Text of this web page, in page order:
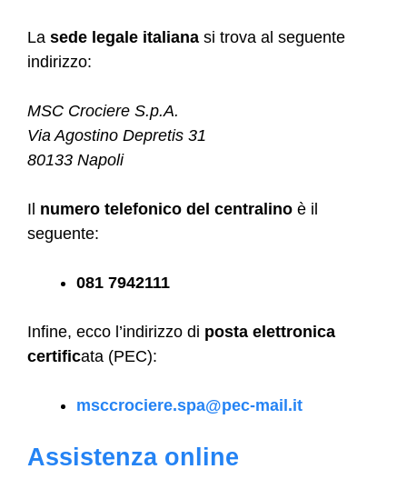
La sede legale italiana si trova al seguente
indirizzo:
MSC Crociere S.p.A.
Via Agostino Depretis 31
80133 Napoli
Il numero telefonico del centralino è il
seguente:
081 7942111
Infine, ecco l’indirizzo di posta elettronica
certificata (PEC):
msccrociere.spa@pec-mail.it
Assistenza online